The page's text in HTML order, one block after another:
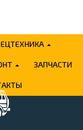
ЗАПЧАСТИ